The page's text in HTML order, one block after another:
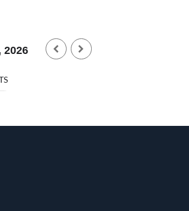
um das
Stadl-Paura
5, 2026
2026